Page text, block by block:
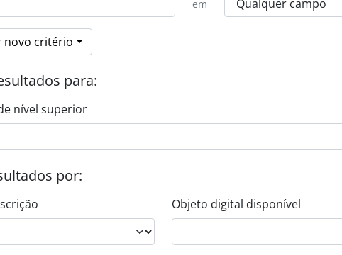
em
novo critério
para:
nível superior
por:
Objeto digital disponível